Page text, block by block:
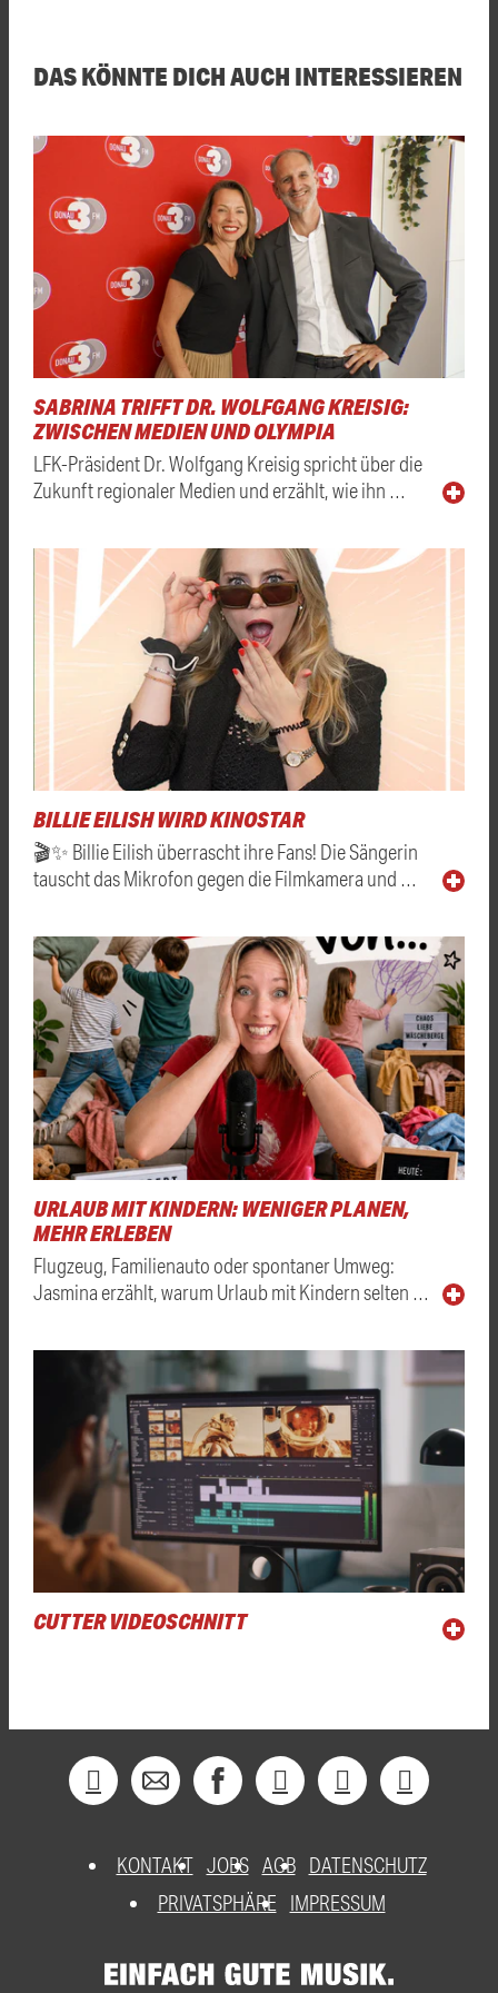
DAS KÖNNTE DICH AUCH INTERESSIEREN
SABRINA TRIFFT DR. WOLFGANG KREISIG:
ZWISCHEN MEDIEN UND OLYMPIA
LFK-Präsident Dr. Wolfgang Kreisig spricht über die
Zukunft regionaler Medien und erzählt, wie ihn …
BILLIE EILISH WIRD KINOSTAR
🎬✨ Billie Eilish überrascht ihre Fans! Die Sängerin
tauscht das Mikrofon gegen die Filmkamera und …
URLAUB MIT KINDERN: WENIGER PLANEN,
MEHR ERLEBEN
Flugzeug, Familienauto oder spontaner Umweg:
Jasmina erzählt, warum Urlaub mit Kindern selten …
CUTTER VIDEOSCHNITT
KONTAKT JOBS AGB DATENSCHUTZ
PRIVATSPHÄRE
IMPRESSUM